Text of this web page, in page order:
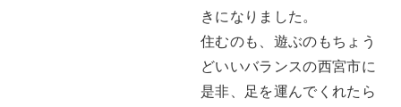
きになりました。
住むのも、遊ぶのもちょう
どいいバランスの西宮市に
是非、足を運んでくれたら